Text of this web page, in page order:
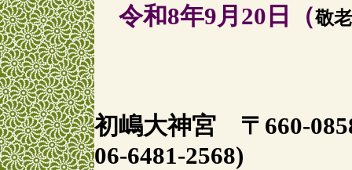
令和8年9月20日（敬
初嶋大神宮 〒660-
06-6481-2568)